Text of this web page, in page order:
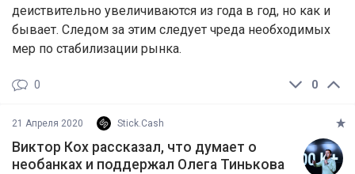
деиствительно увеличиваются из года в год, но как и
бывает. Следом за этим следует чреда необходимых
мер по стабилизации рынка.
0
0
21 Апреля 2020 Stick.Cash
Виктор Кох рассказал, что думает о
необанках и поддержал Олега Тинькова